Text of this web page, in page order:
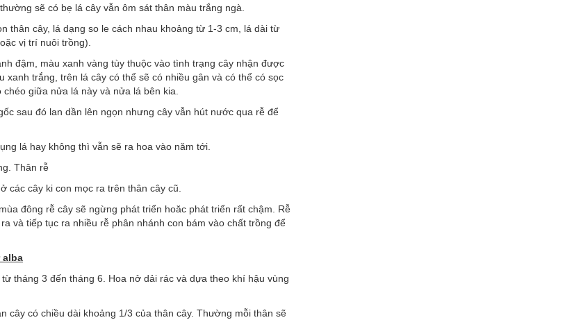
sẽ có bẹ lá cây vẫn ôm sát thân màu trắng ngà.
thân cây, lá dạng so le cách nhau khoảng từ 1-3 cm, lá dài từ
vị trí nuôi trồng).
đậm, màu xanh vàng tùy thuộc vào tình trạng cây nhận được
trắng, trên lá cây có thể sẽ có nhiều gân và có thể có sọc
giữa nửa lá này và nửa lá bên kia.
sau đó lan dần lên ngọn nhưng cây vẫn hút nước qua rễ để
lá hay không thì vẫn sẽ ra hoa vào năm tới.
Thân rễ
các cây ki con mọc ra trên thân cây cũ.
đông rễ cây sẽ ngừng phát triển hoăc phát triển rất chậm. Rễ
và tiếp tục ra nhiều rễ phân nhánh con bám vào chất trồng để
alba
tháng 3 đến tháng 6. Hoa nở dải rác và dựa theo khí hậu vùng
cây có chiều dài khoảng 1/3 của thân cây. Thường mỗi thân sẽ